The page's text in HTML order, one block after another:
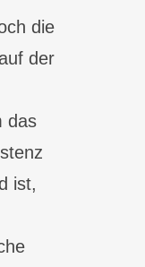
die
der
das
ist,